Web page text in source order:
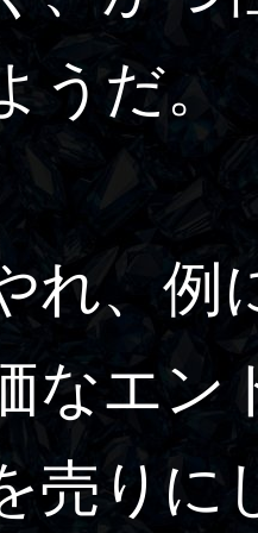
うだ。
、例
なエン
売りに